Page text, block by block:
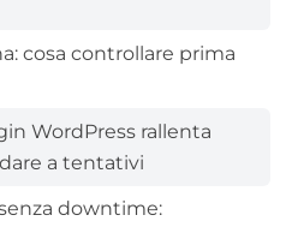
cosa controllare prima
WordPress rallenta
a tentativi
downtime: